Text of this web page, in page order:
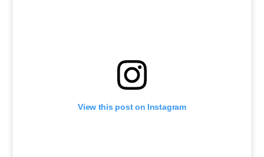
View this post on Instagram